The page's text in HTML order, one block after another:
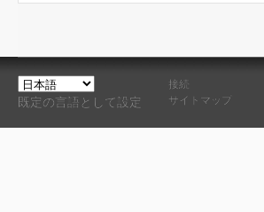
既定の言語として設定
接続
サイトマップ